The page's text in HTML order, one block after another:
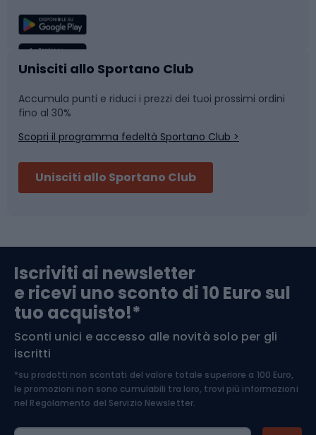
Sport di squadra
Caschi da ciclismo
Skitouring
Abbigliamento da escursionismo
Camminata nordica
Nuoto
Pattinaggio
Componenti per biciclette
Arrampicata
Medicina dello sport
Abbigliamento ciclistico
Unisciti allo Sportano Club
Accumula punti e riduci i prezzi dei tuoi prossimi ordini
fino al 30%
Scopri il programma fedeltà Sportano Club >
Unisciti allo Sportano Club
Iscriviti ai newsletter
e ricevi uno sconto di 10 Euro sul
tuo acquisto!*
Sconti unici e accesso alle novità solo per gli
iscritti
*su prodotti non scontati del valore totale superiore a 100 Euro,
le promozioni non sono cumulabili tra loro, trovi più informazioni
nel Regolamento del Servizio Newsletter.